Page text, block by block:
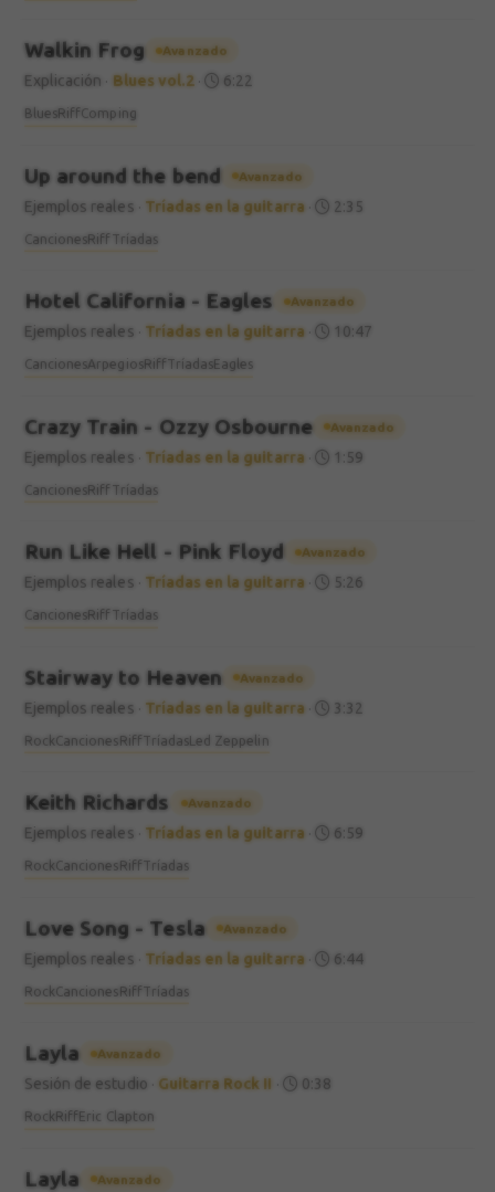
Walkin Frog Avanzado
Explicación Blues vol.2 6:22
BluesRiffComping
Up around the bend Avanzado
Ejemplos reales Tríadas en la guitarra· 2:35
CancionesRiff Tríadas
Hotel California - Eagles Avanzado
Ejemplos reales Tríadas en la guitarra 10:47
CancionesArpegiosRiffTríadasEagles
Crazy Train - Ozzy Osbourne Avanzado
Ejemplos reales Tríadas en la guitarra· 1:59
CancionesRiff Tríadas
Run Like Hell - Pink Floyd Avanzado
Ejemplos reales Tríadas en la guitarra 5:26
CancionesRiff Tríadas
Stairway to Heaven Avanzado
Ejemplos reales Tríadas en la guitarra· 3:32
RockCancionesRiffTríadasLed Zeppelin
Keith Richards Avanzado
Ejemplos reales Tríadas en la guitarra 6:59
RockCancionesRiffTríadas
Love Song - Tesla Avanzado
Ejemplos reales Tríadas en la guitarra· 6:44
RockCancionesRiffTríadas
Layla Avanzado
Sesión de estudio Guitarra Rock II 0:38
RockRiffEric Clapton
Layla Avanzado